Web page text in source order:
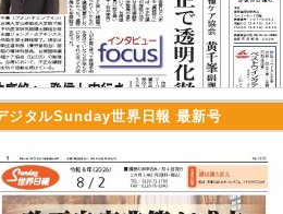
ジタルSunday世界日報 最新号